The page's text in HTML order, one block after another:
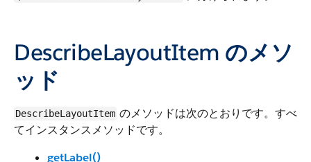
DescribeLayoutItem のメソ
ッド
DescribeLayoutItem のメソッドは次のとおりです。すべ
てインスタンスメソッドです。
getLabel()